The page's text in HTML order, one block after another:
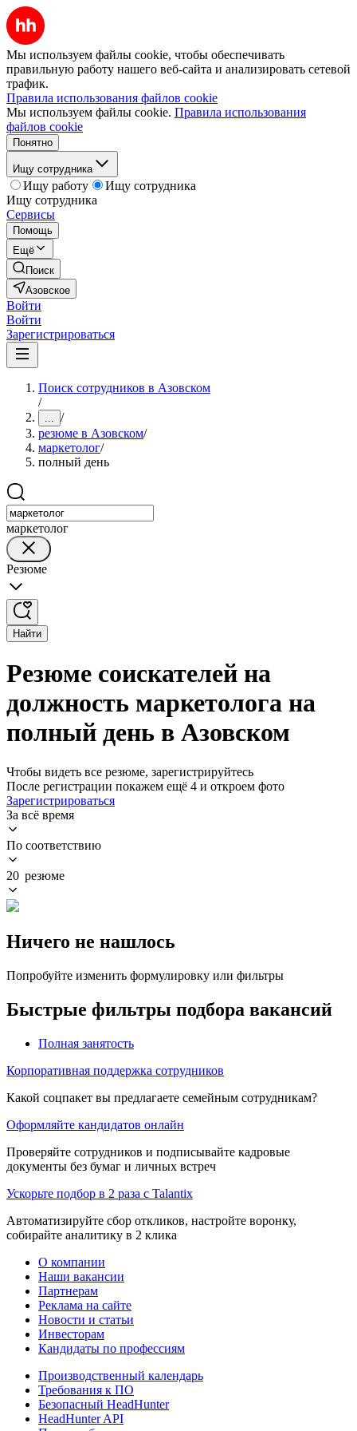
Мы используем файлы cookie, чтобы обеспечивать
правильную работу нашего веб-сайта и анализировать сетевой
трафик.
Правила использования файлов cookie
Мы используем файлы cookie. Правила использования
файлов cookie
Понятно
Ищу сотрудника
Ищу работу
Ищу сотрудника
Ищу сотрудника
Сервисы
Помощь
Ещё
Поиск
Азовское
Войти
Войти
Зарегистрироваться
Поиск сотрудников в Азовском
/
... /
резюме в Азовском/
маркетолог/
полный день
маркетолог
Резюме
Найти
Резюме соискателей на
должность маркетолога на
полный день в Азовском
Чтобы видеть все резюме, зарегистрируйтесь
После регистрации покажем ещё 4 и откроем фото
Зарегистрироваться
За всё время
По соответствию
20 резюме
Ничего не нашлось
Попробуйте изменить формулировку или фильтры
Быстрые фильтры подбора вакансий
Полная занятость
Корпоративная поддержка сотрудников
Какой соцпакет вы предлагаете семейным сотрудникам?
Оформляйте кандидатов онлайн
Проверяйте сотрудников и подписывайте кадровые
документы без бумаг и личных встреч
Ускорьте подбор в 2 раза с Talantix
Автоматизируйте сбор откликов, настройте воронку,
собирайте аналитику в 2 клика
О компании
Наши вакансии
Партнерам
Реклама на сайте
Новости и статьи
Инвесторам
Кандидаты по профессиям
Производственный календарь
Требования к ПО
Безопасный HeadHunter
HeadHunter API